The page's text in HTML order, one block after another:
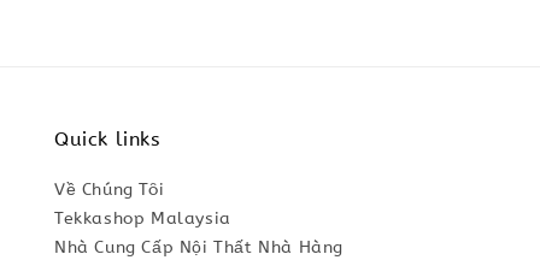
Quick links
Về Chúng Tôi
Tekkashop Malaysia
Nhà Cung Cấp Nội Thất Nhà Hàng